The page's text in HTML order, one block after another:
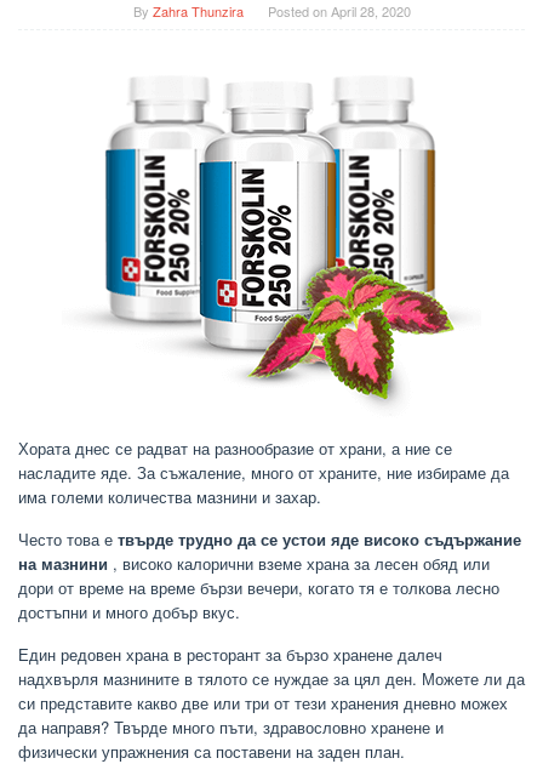
By Zahra Thunzira Posted onApril 28, 2020
Хората днес се радват на разнообразие от храни, а ние се
насладите яде. За съжаление, много от храните, ние избираме да
има големи количества мазнини и захар.
Често това е твърде трудно да се устои яде високо съдържание
на мазнини , високо калорични вземе храна за лесен обяд или
дори от време на време бързи вечери, когато тя е толкова лесно
достъпни и много добър вкус.
Един редовен храна в ресторант за бързо хранене далеч
надхвърля мазнините в тялото се нуждае за цял ден. Можете ли да
си представите какво две или три от тези хранения дневно можех
да направя? Твърде много пъти, здравословно хранене и
физически упражнения са поставени на заден план.